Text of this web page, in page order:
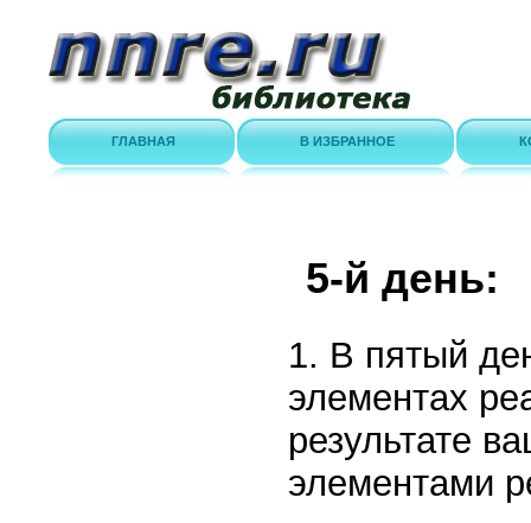
ГЛАВНАЯ В ИЗБРАННОЕ
5-й день:
1. В пятый
элементах
результате
элементами